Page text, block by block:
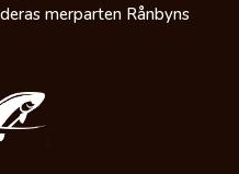
merparten Rånbyns